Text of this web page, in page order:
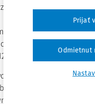
záznamu o
a doplnení zákona
a doplnení
2006 Z. z").
úrazov aj
poučení vyškoleným
úrazy súčasťou
Odmietnut
Prijať